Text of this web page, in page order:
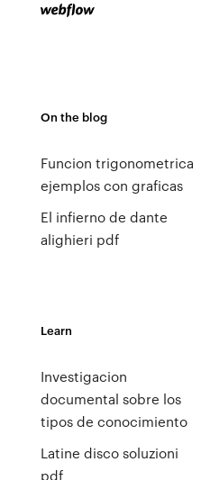
On the blog
Funcion trigonometrica
ejemplos con graficas
El infierno de dante
alighieri pdf
Learn
Investigacion
documental sobre los
tipos de conocimiento
Latine disco soluzioni
pdf